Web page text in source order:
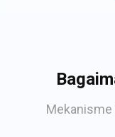
Mekanisme